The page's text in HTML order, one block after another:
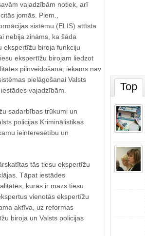
vajadzībām notiek, arī
jomās. Piem.,
sistēmu (ELIS) attīsta
nebija zināms, ka šāda
ekspertīžu biroja funkciju
ekspertīžu birojam liedzot
pilnveidošanā, iekams nav
pielāgošanai Valsts
vajadzībām.
sadarbības trūkumi un
policijas Kriminālistikas
ieinteresētību un
tās tiesu ekspertīžu
Tāpat iestādes
kurās ir mazs tiesu
vienotās ekspertīžu
aktīva, uz reformas
biroja un Valsts policijas
Top